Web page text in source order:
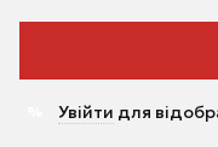
Увійти для